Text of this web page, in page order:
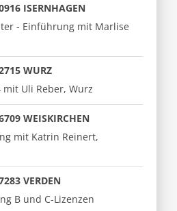
ISERNHAGEN
- Einführung mit Marlise
WURZ
mit Uli Reber, Wurz
WEISKIRCHEN
mit Katrin Reinert,
VERDEN
B und C-Lizenzen